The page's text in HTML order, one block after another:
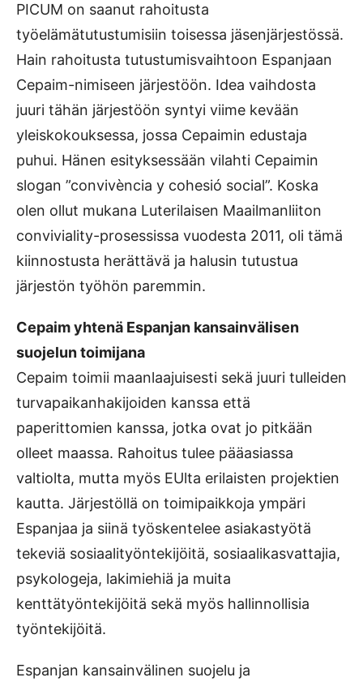
PICUM on saanut rahoitusta
työelämätutustumisiin toisessa jäsenjärjestössä.
Hain rahoitusta tutustumisvaihtoon Espanjaan
Cepaim-nimiseen järjestöön. Idea vaihdosta
juuri tähän järjestöön syntyi viime kevään
yleiskokouksessa, jossa Cepaimin edustaja
puhui. Hänen esityksessään vilahti Cepaimin
slogan ”convivència y cohesió social”. Koska
olen ollut mukana Luterilaisen Maailmanliiton
conviviality-prosessissa vuodesta 2011, oli tämä
kiinnostusta herättävä ja halusin tutustua
järjestön työhön paremmin.
Cepaim yhtenä Espanjan kansainvälisen
suojelun toimijana
Cepaim toimii maanlaajuisesti sekä juuri tulleiden
turvapaikanhakijoiden kanssa että
paperittomien kanssa, jotka ovat jo pitkään
olleet maassa. Rahoitus tulee pääasiassa
valtiolta, mutta myös EUlta erilaisten projektien
kautta. Järjestöllä on toimipaikkoja ympäri
Espanjaa ja siinä työskentelee asiakastyötä
tekeviä sosiaalityöntekijöitä, sosiaalikasvattajia,
psykologeja, lakimiehiä ja muita
kenttätyöntekijöitä sekä myös hallinnollisia
työntekijöitä.
Espanjan kansainvälinen suojelu ja